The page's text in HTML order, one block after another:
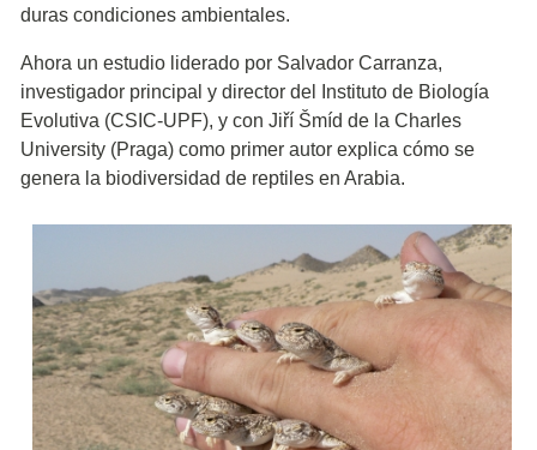
duras condiciones ambientales.
Ahora un estudio liderado por Salvador Carranza,
investigador principal y director del Instituto de Biología
Evolutiva (CSIC-UPF), y con Jiří Šmíd de la Charles
University (Praga) como primer autor explica cómo se
genera la biodiversidad de reptiles en Arabia.